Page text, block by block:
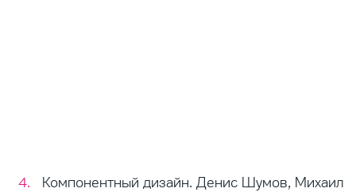
Компонентный дизайн. Денис Шумов, Михаил